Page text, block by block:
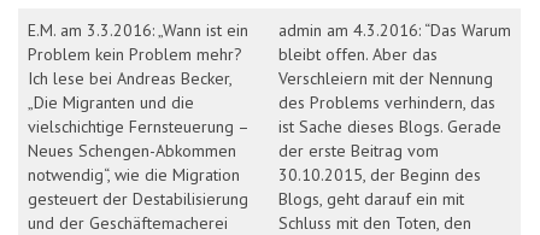
E.M. am 3.3.2016: „Wann ist ein
Problem kein Problem mehr?
Ich lese bei Andreas Becker,
„Die Migranten und die
vielschichtige Fernsteuerung –
Neues Schengen-Abkommen
notwendig“, wie die Migration
gesteuert der Destabilisierung
und der Geschäftemacherei
admin am 4.3.2016: “Das Warum
bleibt offen. Aber das
Verschleiern mit der Nennung
des Problems verhindern, das
ist Sache dieses Blogs. Gerade
der erste Beitrag vom
30.10.2015, der Beginn des
Blogs, geht darauf ein mit
Schluss mit den Toten, den